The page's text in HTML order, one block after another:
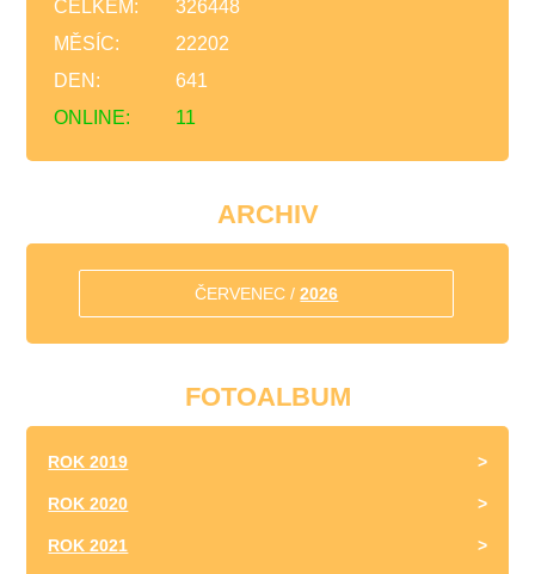
ONLINE: 11
CELKEM:
326448
MĚSÍC:
22202
DEN:
641
ARCHIV
ČERVENEC /2026
FOTOALBUM
ROK 2019
ROK 2020
ROK 2021